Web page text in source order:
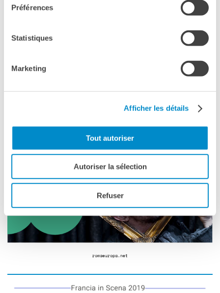
Préférences
Statistiques
Marketing
Afficher les détails
Tout autoriser
Autoriser la sélection
Refuser